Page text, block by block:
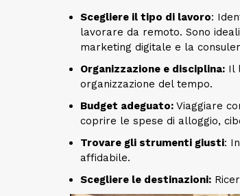
Scegliere il tipo di lavoro:
lavorare da remoto. Sono
marketing digitale e la
Organizzazione e disciplina: Il
organizzazione del tempo.
Budget adeguato: Viaggiare
coprire le spese di alloggio,
Trovare gli strumenti giusti:
affidabile.
Scegliere le destinazioni: